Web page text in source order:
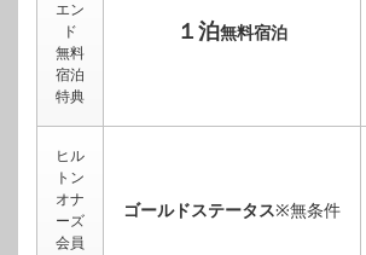
エン
ド
無料
宿泊
特典
１泊無料宿泊
ヒル
トン
オナ
ーズ
会員
ゴールドステータス※無条件